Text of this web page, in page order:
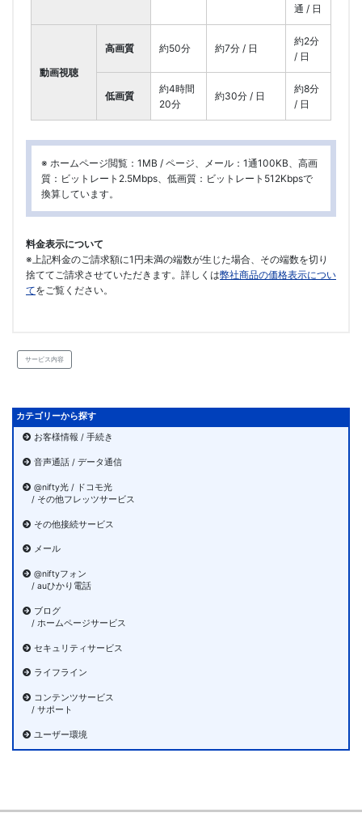
通 / 日
動画視聴
高画質 約50分 約7分 / 日
約2分
/ 日
低画質
約4時間
20分
約30分 / 日
約8分
/ 日
※ ホームページ閲覧：1MB / ページ、メール：1通100KB、高画
質：ビットレート2.5Mbps、低画質：ビットレート512Kbpsで
換算しています。
料金表示について
※上記料金のご請求額に1円未満の端数が生じた場合、その端数を切り
捨ててご請求させていただきます。詳しくは弊社商品の価格表示につい
てをご覧ください。
サービス内容
カテゴリーから探す
お客様情報 / 手続き
音声通話 / データ通信
@nifty光 / ドコモ光
/ その他フレッツサービス
その他接続サービス
メール
@niftyフォン
/ auひかり電話
ブログ
/ ホームページサービス
セキュリティサービス
ライフライン
コンテンツサービス
/ サポート
ユーザー環境